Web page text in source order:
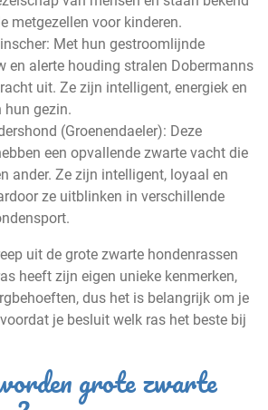
metgezellen voor kinderen.
Met hun gestroomlijnde
en alerte houding stralen Dobermanns
uit. Ze zijn intelligent, energiek en
hun gezin.
(Groenendaeler): Deze
een opvallende zwarte vacht die
ander. Ze zijn intelligent, loyaal en
ze uitblinken in verschillende
uit de grote zwarte hondenrassen
heeft zijn eigen unieke kenmerken,
dus het is belangrijk om je
je besluit welk ras het beste bij
grote zwarte